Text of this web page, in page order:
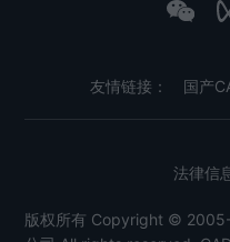
友情链接： 国产
版权所有 Copyright ©
法律信